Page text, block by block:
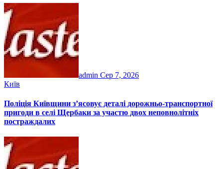
admin Сер 7, 2026
Київ
Поліція Київщини з’ясовує деталі дорожньо-транспортної
пригоди в селі Щербаки за участю двох неповнолітніх
постраждалих